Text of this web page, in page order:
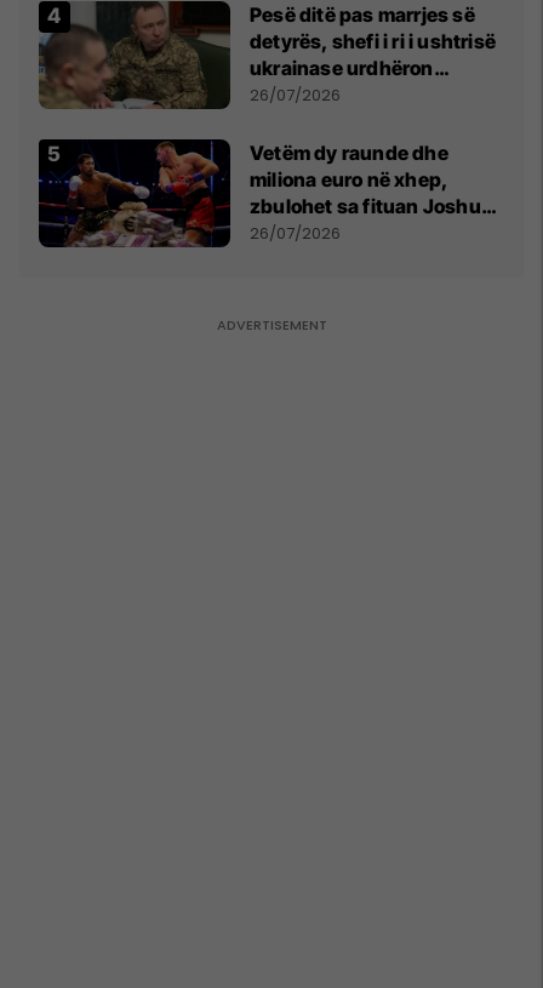
Pesë ditë pas marrjes së
detyrës, shefi i ri i ushtrisë
ukrainase urdhëron
kontroll të madh
26/07/2026
Vetëm dy raunde dhe
miliona euro në xhep,
zbulohet sa fituan Joshua
e Prenga
26/07/2026